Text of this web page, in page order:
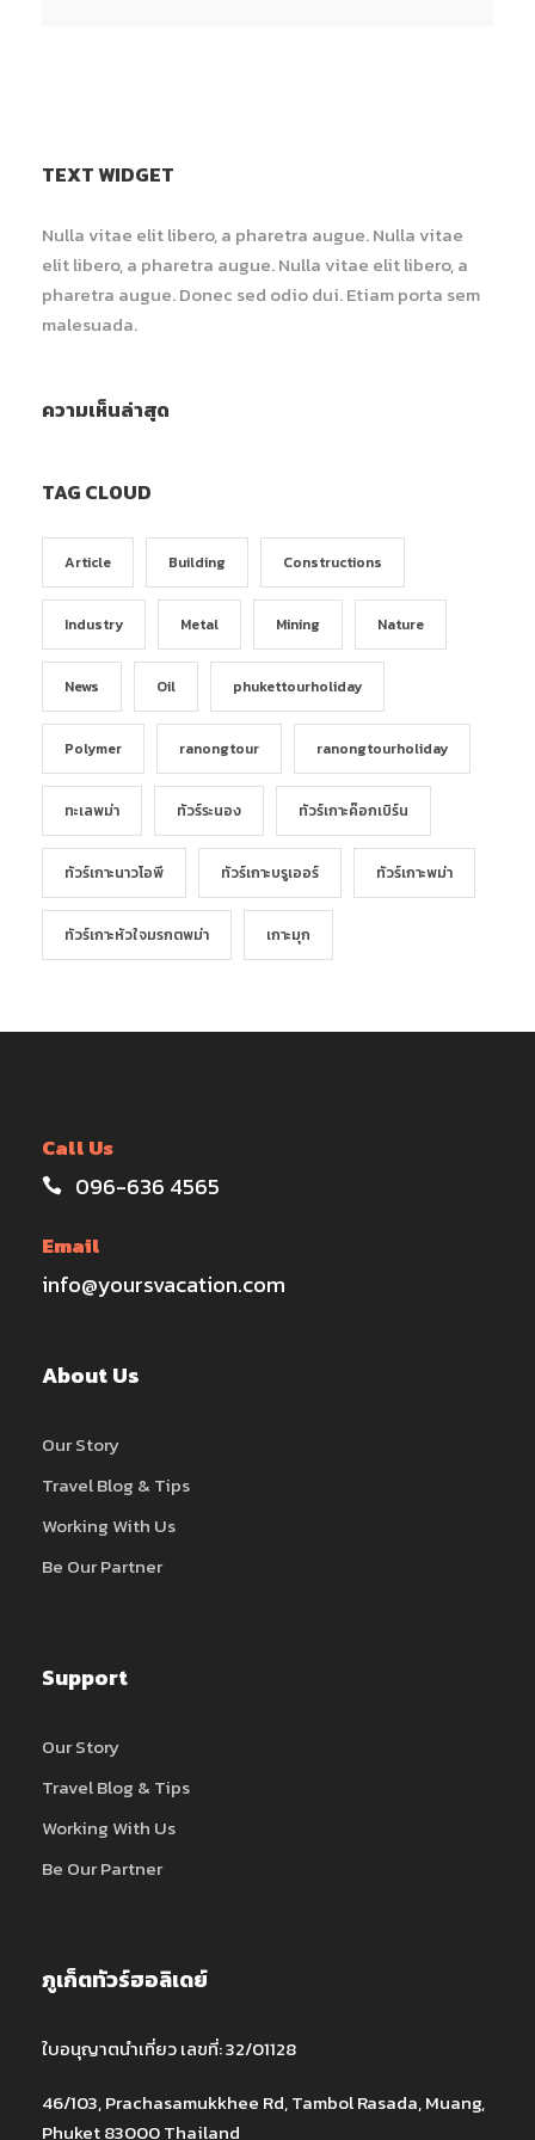
TEXT WIDGET
Nulla vitae elit libero, a pharetra augue. Nulla vitae
elit libero, a pharetra augue. Nulla vitae elit libero, a
pharetra augue. Donec sed odio dui. Etiam porta sem
malesuada.
ความเห็นล่าสุด
TAG CLOUD
Article Building Constructions
Industry Metal Mining Nature
News Oil phukettourholiday
Polymer ranongtour ranongtourholiday
ทะเลพม่า ทัวร์ระนอง ทัวร์เกาะค๊อกเบิร์น
ทัวร์เกาะนาวโอพี ทัวร์เกาะบรูเออร์ ทัวร์เกาะพม่า
ทัวร์เกาะหัวใจมรกตพม่า เกาะมุก
Call Us
096-636 4565
Email
info@yoursvacation.com
About Us
Our Story
Travel Blog & Tips
Working With Us
Be Our Partner
Support
Our Story
Travel Blog & Tips
Working With Us
Be Our Partner
ภูเก็ตทัวร์ฮอลิเดย์
ใบอนุญาตนำเที่ยว เลขที่: 32/01128
46/103, Prachasamukkhee Rd, Tambol Rasada, Muang,
Phuket 83000 Thailand